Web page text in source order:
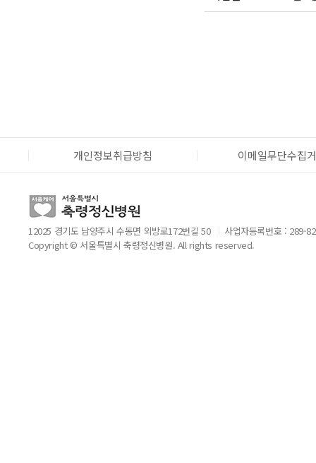
개인정보취급방침 이메일무단수집
12025 경기도 남양주시 수동면 외방로172번길 50
사업자등록번호 : 289-
Copyright © 서울특별시 축령정신병원. All rights reserved.